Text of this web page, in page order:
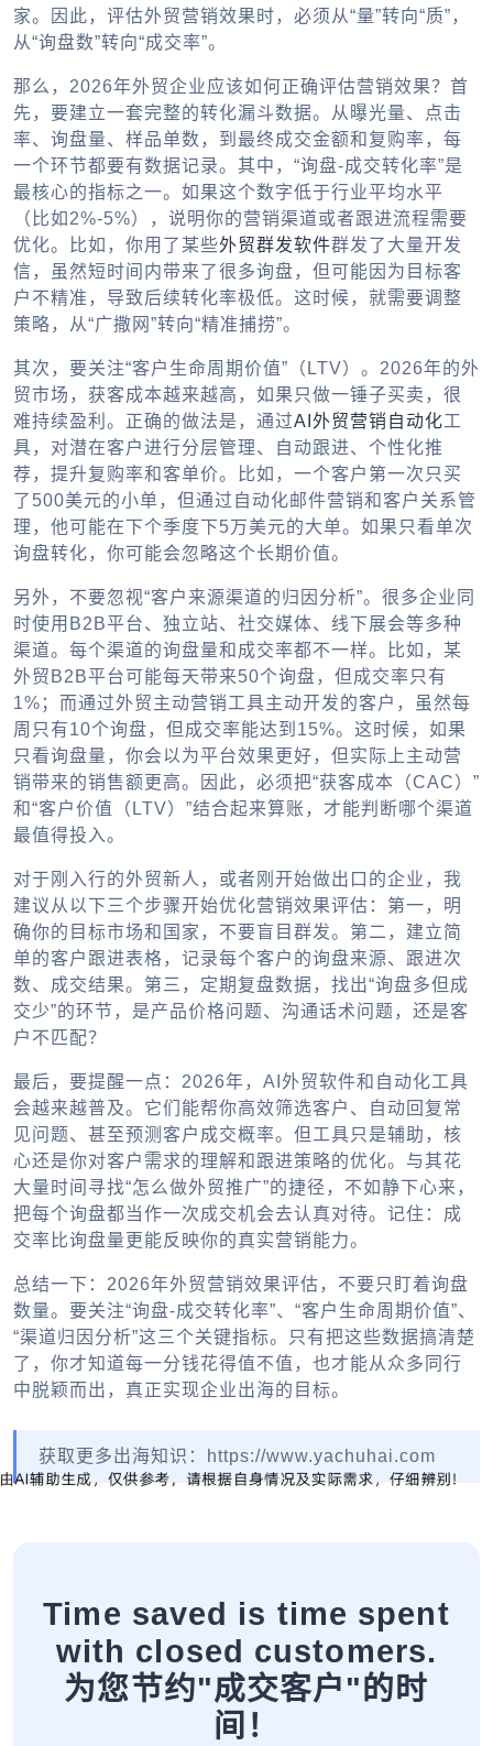
家。因此，评估外贸营销效果时，必须从“量”转向“质”，
从“询盘数”转向“成交率”。
那么，2026年外贸企业应该如何正确评估营销效果？首
先，要建立一套完整的转化漏斗数据。从曝光量、点击
率、询盘量、样品单数，到最终成交金额和复购率，每
一个环节都要有数据记录。其中，“询盘-成交转化率”是
最核心的指标之一。如果这个数字低于行业平均水平
（比如2%-5%），说明你的营销渠道或者跟进流程需要
优化。比如，你用了某些外贸群发软件群发了大量开发
信，虽然短时间内带来了很多询盘，但可能因为目标客
户不精准，导致后续转化率极低。这时候，就需要调整
策略，从“广撒网”转向“精准捕捞”。
其次，要关注“客户生命周期价值”（LTV）。2026年的外
贸市场，获客成本越来越高，如果只做一锤子买卖，很
难持续盈利。正确的做法是，通过AI外贸营销自动化工
具，对潜在客户进行分层管理、自动跟进、个性化推
荐，提升复购率和客单价。比如，一个客户第一次只买
了500美元的小单，但通过自动化邮件营销和客户关系管
理，他可能在下个季度下5万美元的大单。如果只看单次
询盘转化，你可能会忽略这个长期价值。
另外，不要忽视“客户来源渠道的归因分析”。很多企业同
时使用B2B平台、独立站、社交媒体、线下展会等多种
渠道。每个渠道的询盘量和成交率都不一样。比如，某
外贸B2B平台可能每天带来50个询盘，但成交率只有
1%；而通过外贸主动营销工具主动开发的客户，虽然每
周只有10个询盘，但成交率能达到15%。这时候，如果
只看询盘量，你会以为平台效果更好，但实际上主动营
销带来的销售额更高。因此，必须把“获客成本（CAC）”
和“客户价值（LTV）”结合起来算账，才能判断哪个渠道
最值得投入。
对于刚入行的外贸新人，或者刚开始做出口的企业，我
建议从以下三个步骤开始优化营销效果评估：第一，明
确你的目标市场和国家，不要盲目群发。第二，建立简
单的客户跟进表格，记录每个客户的询盘来源、跟进次
数、成交结果。第三，定期复盘数据，找出“询盘多但成
交少”的环节，是产品价格问题、沟通话术问题，还是客
户不匹配？
最后，要提醒一点：2026年， AI外贸软件和自动化工具
会越来越普及。它们能帮你高效筛选客户、自动回复常
见问题、甚至预测客户成交概率。但工具只是辅助，核
心还是你对客户需求的理解和跟进策略的优化。与其花
大量时间寻找“怎么做外贸推广”的捷径，不如静下心来，
把每个询盘都当作一次成交机会去认真对待。记住：成
交率比询盘量更能反映你的真实营销能力。
总结一下：2026年外贸营销效果评估，不要只盯着询盘
数量。要关注“询盘-成交转化率”、“客户生命周期价值”、
“渠道归因分析”这三个关键指标。只有把这些数据搞清楚
了，你才知道每一分钱花得值不值，也才能从众多同行
中脱颖而出，真正实现企业出海的目标。
获取更多出海知识：https://www.yachuhai.com
Time saved is time spent
with closed customers.
为您节约"成交客户"的时
间！